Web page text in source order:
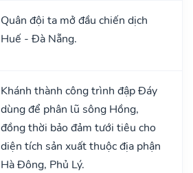
Quân đội ta mở đầu chiến dịch
Huế - Đà Nẵng.
Khánh thành công trình đập Đáy
dùng để phân lũ sông Hồng,
đồng thời bảo đảm tưới tiêu cho
diện tích sản xuất thuộc địa phận
Hà Đông, Phủ Lý.